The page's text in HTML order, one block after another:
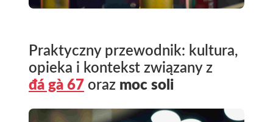
Praktyczny przewodnik: kultura,
opieka i kontekst związany z
đá gà 67 oraz moc soli